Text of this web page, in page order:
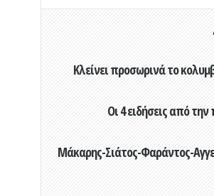
Κλείνει προσωρινά το
Οι 4 ειδήσεις από
Μάκαρης-Σιάτος-Φαράντος-